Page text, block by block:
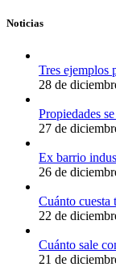
Noticias
Tres ejemplos
28 de
Propiedades
27 de
Ex barrio
26 de
Cuánto cuesta
22 de
Cuánto sale
21 de